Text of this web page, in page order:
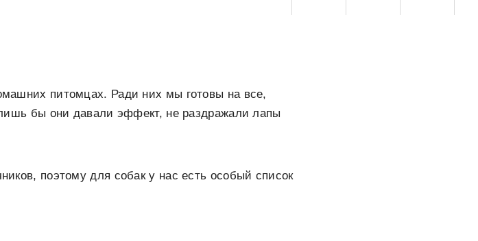
питомцах. Ради них мы готовы на все,
бы они давали эффект, не раздражали лапы
поэтому для собак у нас есть особый список